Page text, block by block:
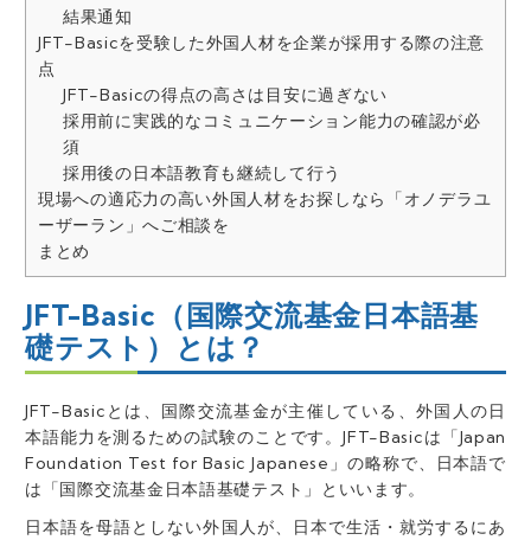
結果通知
JFT-Basicを受験した外国人材を企業が採用する際の注意
点
JFT-Basicの得点の高さは目安に過ぎない
採用前に実践的なコミュニケーション能力の確認が必
須
採用後の日本語教育も継続して行う
現場への適応力の高い外国人材をお探しなら「オノデラユ
ーザーラン」へご相談を
まとめ
JFT-Basic（国際交流基金日本語基
礎テスト）とは？
JFT-Basicとは、国際交流基金が主催している
外国人の日
本語能力を測るための試験のことです。JFT-Basicは「Japan
Foundation Test for Basic Japanese」 の略称で、日本語で
は「国際交流基金日本語基礎テスト 」といいます。
日本語を母語としない外国人 が、
日本で生活・就労するにあ